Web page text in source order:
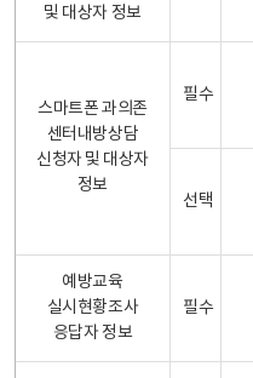
및 대상자 정보
스마트폰 과의존
센터내방상담
신청자 및 대상자
정보
필수
선택
예방교육
실시현황조사
응답자 정보
필수